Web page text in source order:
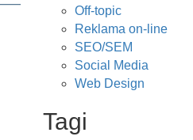
Off-topic
Reklama on-line
SEO/SEM
Social Media
Web Design
Tagi